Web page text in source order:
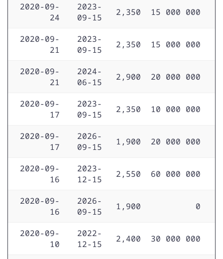
2020-09-
24
2023-
09-15
2,350 15 000 000
2020-09-
21
2023-
09-15
2,350 15 000 000
2020-09-
21
2024-
06-15
2,900 20 000 000
2020-09-
17
2023-
09-15
2,350 10 000 000
2020-09-
17
2026-
09-15
1,900 20 000 000
2020-09-
16
2023-
12-15
2,550 60 000 000
2020-09-
16
2026-
09-15
1,900 0
2020-09-
10
2022-
12-15
2,400 30 000 000